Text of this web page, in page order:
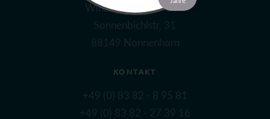
Winzerhof Gierer GbR
Sonnenbichlstr. 31
88149 Nonnenhorn
KONTAKT
+49 (0) 83 82 - 8 95 81
+49 (0) 83 82 - 27 39 16